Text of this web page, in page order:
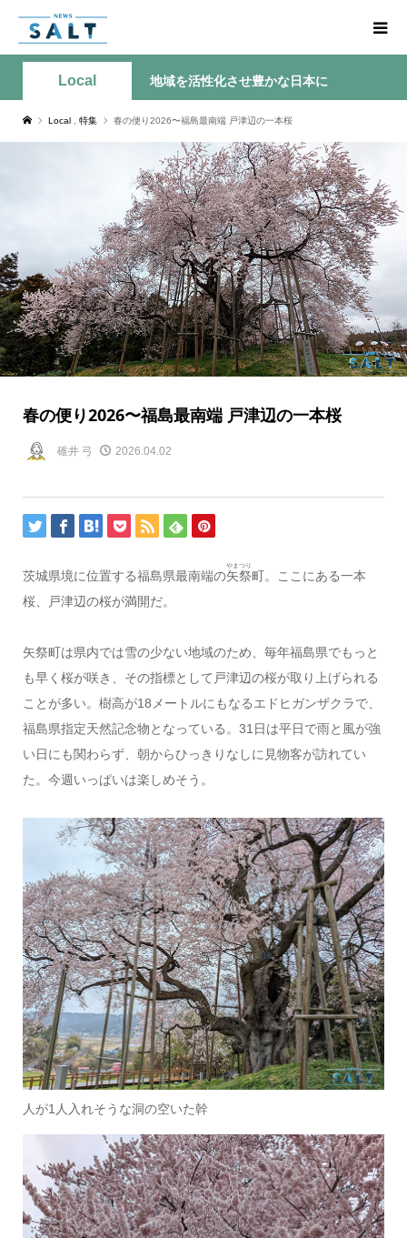
Local 地域を活性化させ豊かな日本に
Local 特集 春の便り2026〜福島最南端 戸津辺の一本桜
春の便り2026〜福島最南端 戸津辺の一本桜
碓井 弓 2026.04.02
茨城県境に位置する福島県最南端の矢祭
やまつり
町。ここにある一本
桜、戸津辺の桜が満開だ。
矢祭町は県内では雪の少ない地域のため、毎年福島県でもっと
も早く桜が咲き、その指標として戸津辺の桜が取り上げられる
ことが多い。樹高が18メートルにもなるエドヒガンザクラで、
福島県指定天然記念物となっている。31日は平日で雨と風が強
い日にも関わらず、朝からひっきりなしに見物客が訪れてい
た。今週いっぱいは楽しめそう。
人が1人入れそうな洞の空いた幹